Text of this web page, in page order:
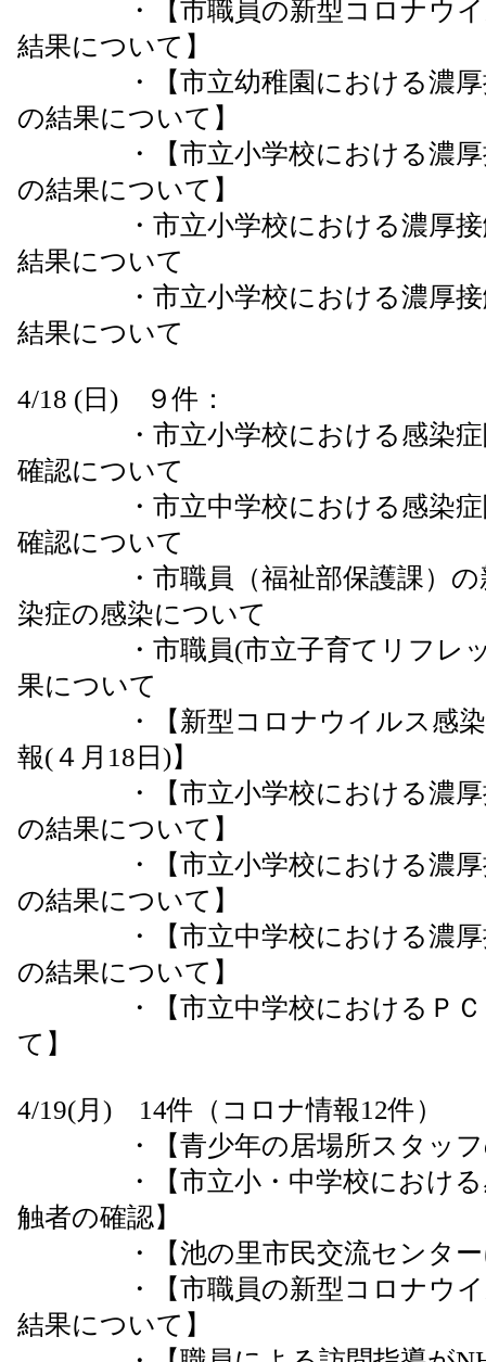
・【市職員の新型コロナウイル
結果について】
・【市立幼稚園における濃厚接
の結果について】
・【市立小学校における濃厚接
の結果について】
・市立小学校における濃厚接触
結果について
・市立小学校における濃厚接触
結果について
4/18 (日) ９件：
・市立小学校における感染症陽
確認について
・市立中学校における感染症陽
確認について
・市職員（福祉部保護課）の新
染症の感染について
・市職員(市立子育てリフレッ
果について
・【新型コロナウイルス感染
報(４月18日)】
・【市立小学校における濃厚接
の結果について】
・【市立小学校における濃厚接
の結果について】
・【市立中学校における濃厚接
の結果について】
・【市立中学校におけるＰＣ
て】
4/19(月) 14件（コロナ情報12件）
・【青少年の居場所スタッフ
・【市立小・中学校における感
触者の確認】
・【池の里市民交流センター
・【市職員の新型コロナウイル
結果について】